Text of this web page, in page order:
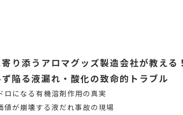
り添うアロマグッズ製造会社が教える
陥る液漏れ・酸化の致命的トラブル
ロになる有機溶剤作用の真実
が崩壊する液だれ事故の現場